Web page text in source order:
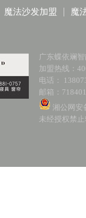
魔法沙发加盟 魔
广东蝶依斓
加盟热线：
电话：
邮箱：
湘公网安
未经授权禁